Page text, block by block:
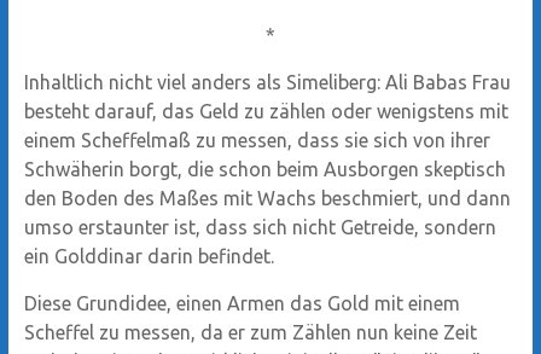
*
Inhaltlich nicht viel anders als Simeliberg: Ali Babas Frau
besteht darauf, das Geld zu zählen oder wenigstens mit
einem Scheffelmaß zu messen, dass sie sich von ihrer
Schwäherin borgt, die schon beim Ausborgen skeptisch
den Boden des Maßes mit Wachs beschmiert, und dann
umso erstaunter ist, dass sich nicht Getreide, sondern
ein Golddinar darin befindet.
Diese Grundidee, einen Armen das Gold mit einem
Scheffel zu messen, da er zum Zählen nun keine Zeit